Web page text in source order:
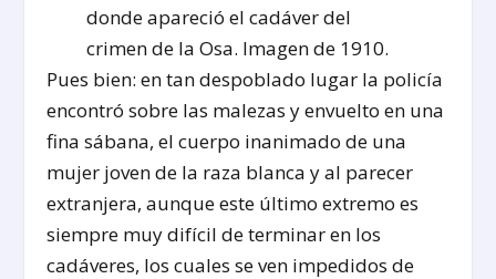
donde apareció el cadáver del
crimen de la Osa. Imagen de 1910.
Pues bien: en tan despoblado lugar la policía
encontró sobre las malezas y envuelto en una
fina sábana, el cuerpo inanimado de una
mujer joven de la raza blanca y al parecer
extranjera, aunque este último extremo es
siempre muy difícil de­ terminar en los
cadáveres, los cuales se ven impedidos de